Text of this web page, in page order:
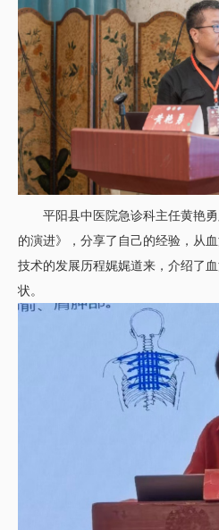
平阳县中医院急诊科主任黄艳
的演进》，分享了自己的经验，从
技术的发展历程娓娓道来，介绍了
状。